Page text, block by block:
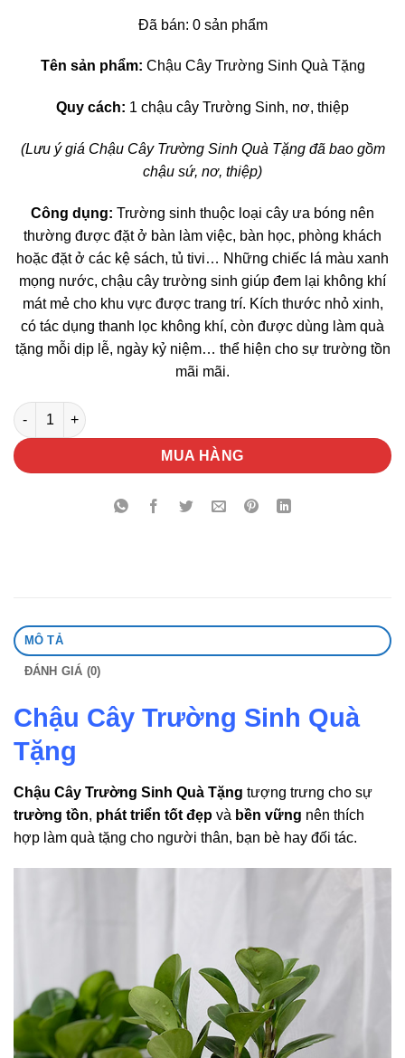
Đã bán: 0 sản phẩm
Tên sản phẩm: Chậu Cây Trường Sinh Quà Tặng
Quy cách: 1 chậu cây Trường Sinh, nơ, thiệp
(Lưu ý giá Chậu Cây Trường Sinh Quà Tặng đã bao gồm
chậu sứ, nơ, thiệp)
Công dụng: Trường sinh thuộc loại cây ưa bóng nên
thường được đặt ở bàn làm việc, bàn học, phòng khách
hoặc đặt ở các kệ sách, tủ tivi… Những chiếc lá màu xanh
mọng nước, chậu cây trường sinh giúp đem lại không khí
mát mẻ cho khu vực được trang trí. Kích thước nhỏ xinh,
có tác dụng thanh lọc không khí, còn được dùng làm quà
tặng mỗi dịp lễ, ngày kỷ niệm… thể hiện cho sự trường tồn
mãi mãi.
Chậu Cây Trường Sinh Quà Tặng số lượng
MUA HÀNG
MÔ TẢ
ĐÁNH GIÁ (0)
Chậu Cây Trường Sinh Quà
Tặng
Chậu Cây Trường Sinh Quà Tặng tượng trưng cho sự
trường tồn, phát triển tốt đẹp và bền vững nên thích
hợp làm quà tặng cho người thân, bạn bè hay đối tác.